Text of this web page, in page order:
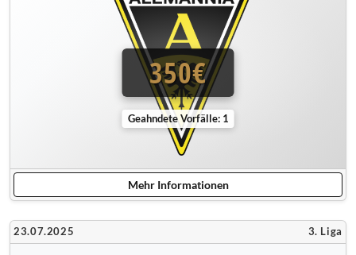
350€
Geahndete Vorfälle: 1
Mehr Informationen
23.07.2025 3. Liga